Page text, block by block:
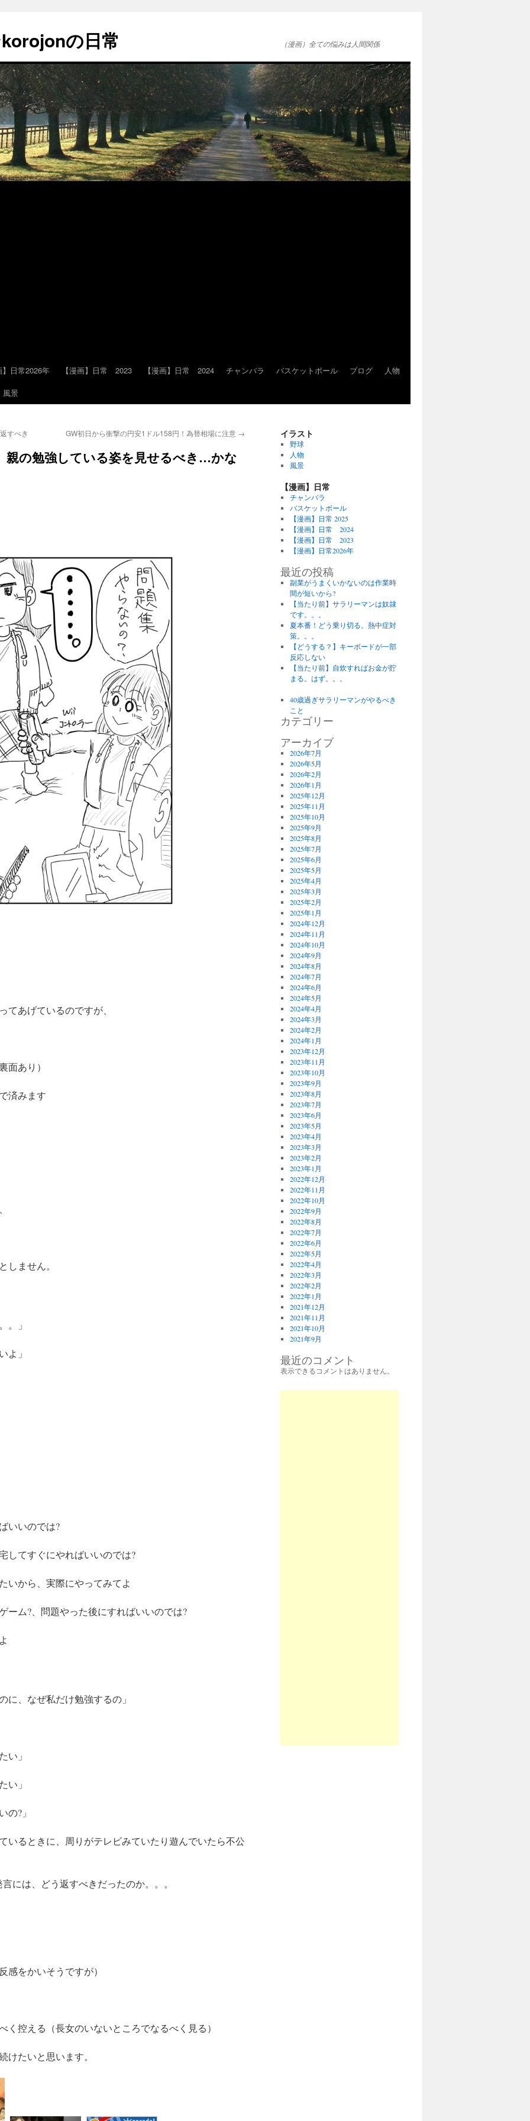
の日常 （漫画）全ての悩みは人間関係
日常2026年 【漫画】日常 2023 【漫画】日常 2024 チャンバラ バスケットボール ブログ
人物
風景
すべき GW初日から衝撃の円安1ドル158円！為替相場に注意 →
親の勉強している姿を見せるべき…かな
あげているのですが、
あり）
済みます
ません。
。」
よ」
いいのでは?
してすぐにやればいいのでは?
いから、実際にやってみてよ
ーム?、問題やった後にすればいいのでは?
に、なぜ私だけ勉強するの」
い」
い」
の?」
るときに、周りがテレビみていたり遊んでいたら不公
は、どう返すべきだったのか。。。
感をかいそうですが）
く控える（長女のいないところでなるべく見る）
けたいと思います。
イラスト
野球
人物
風景
【漫画】日常
チャンバラ
バスケットボール
【漫画】日常 2025
【漫画】日常 2024
【漫画】日常 2023
【漫画】日常2026年
最近の投稿
副業がうまくいかないのは作業時
間が短いから?
【当たり前】サラリーマンは奴隷
です。。。
夏本番！どう乗り切る。熱中症対
策。。。
【どうする？】キーボードが一部
反応しない
【当たり前】自炊すればお金が貯
まる。はず。。。
40歳過ぎサラリーマンがやるべき
こと
カテゴリー
アーカイブ
2026年7月
2026年5月
2026年2月
2026年1月
2025年12月
2025年11月
2025年10月
2025年9月
2025年8月
2025年7月
2025年6月
2025年5月
2025年4月
2025年3月
2025年2月
2025年1月
2024年12月
2024年11月
2024年10月
2024年9月
2024年8月
2024年7月
2024年6月
2024年5月
2024年4月
2024年3月
2024年2月
2024年1月
2023年12月
2023年11月
2023年10月
2023年9月
2023年8月
2023年7月
2023年6月
2023年5月
2023年4月
2023年3月
2023年2月
2023年1月
2022年12月
2022年11月
2022年10月
2022年9月
2022年8月
2022年7月
2022年6月
2022年5月
2022年4月
2022年3月
2022年2月
2022年1月
2021年12月
2021年11月
2021年10月
2021年9月
最近のコメント
表示できるコメントはありません。